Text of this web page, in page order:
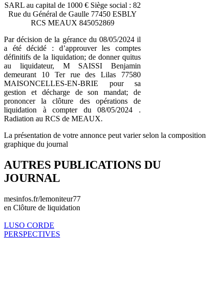
SARL au capital de 1000 € Siège social : 82
Rue du Général de Gaulle 77450 ESBLY
RCS MEAUX 845052869
Par décision de la gérance du 08/05/2024 il
a été décidé : d’approuver les comptes
définitifs de la liquidation; de donner quitus
au liquidateur, M SAISSI Benjamin
demeurant 10 Ter rue des Lilas 77580
MAISONCELLES-EN-BRIE pour sa
gestion et décharge de son mandat; de
prononcer la clôture des opérations de
liquidation à compter du 08/05/2024 .
Radiation au RCS de MEAUX.
La présentation de votre annonce peut varier selon la composition
graphique du journal
AUTRES PUBLICATIONS DU
JOURNAL
mesinfos.fr/lemoniteur77
en Clôture de liquidation
LUSO CORDE
PERSPECTIVES